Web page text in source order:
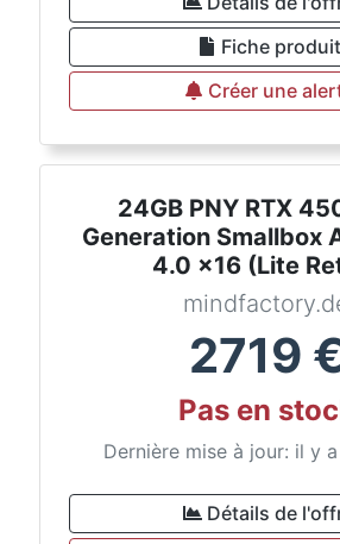
Fiche produit
Créer une
24GB PNY RTX
Generation Smallbox
4.0 x16 (Lite
2719
Pas en
Dernière mise à jour: il y
Détails de